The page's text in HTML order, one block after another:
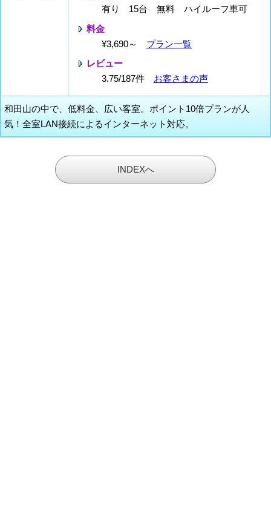
有り 15台 無料 ハイルーフ車可
料金
¥3,690～ プラン一覧
レビュー
3.75/187件 お客さまの声
和田山の中で、低料金、広い客室。ポイント10倍プランが人
気！全室LAN接続によるインターネット対応。
INDEXへ